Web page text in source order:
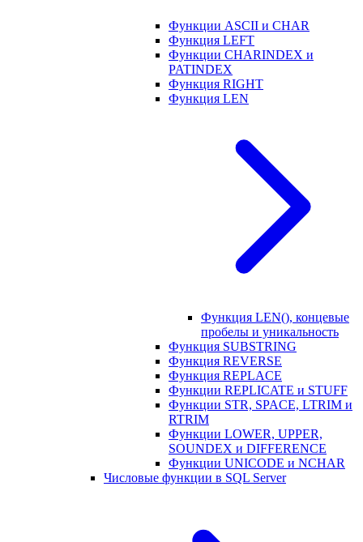
Функции ASCII и CHAR
Функция LEFT
Функции CHARINDEX и
PATINDEX
Функция RIGHT
Функция LEN
Функция LEN(), концевые
пробелы и уникальность
Функция SUBSTRING
Функция REVERSE
Функция REPLACE
Функции REPLICATE и STUFF
Функции STR, SPACE, LTRIM и
RTRIM
Функции LOWER, UPPER,
SOUNDEX и DIFFERENCE
Функции UNICODE и NCHAR
Числовые функции в SQL Server